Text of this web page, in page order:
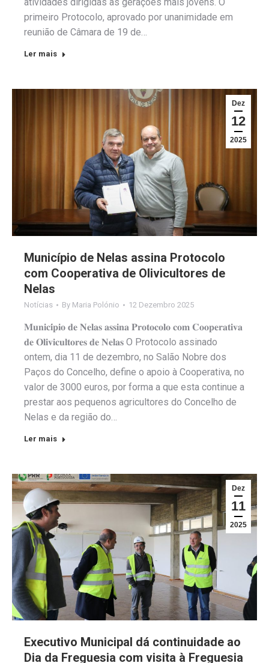
atividades dirigidas às gerações mais jovens. O
primeiro Protocolo, aprovado por unanimidade em
reunião de Câmara de 19 de…
Ler mais
Dez
12
2025
Município de Nelas assina Protocolo
com Cooperativa de Olivicultores de
Nelas
Notícias By Maria Polónio 12 Dezembro 2025
𝐌𝐮𝐧𝐢𝐜𝐢́𝐩𝐢𝐨 𝐝𝐞 𝐍𝐞𝐥𝐚𝐬 𝐚𝐬𝐬𝐢𝐧𝐚 𝐏𝐫𝐨𝐭𝐨𝐜𝐨𝐥𝐨 𝐜𝐨𝐦 𝐂𝐨𝐨𝐩𝐞𝐫𝐚𝐭𝐢𝐯𝐚
𝐝𝐞 𝐎𝐥𝐢𝐯𝐢𝐜𝐮𝐥𝐭𝐨𝐫𝐞𝐬 𝐝𝐞 𝐍𝐞𝐥𝐚𝐬 O Protocolo assinado
ontem, dia 11 de dezembro, no Salão Nobre dos
Paços do Concelho, define o apoio à Cooperativa, no
valor de 3000 euros, por forma a que esta continue a
prestar aos pequenos agricultores do Concelho de
Nelas e da região do…
Ler mais
Dez
11
2025
Executivo Municipal dá continuidade ao
Dia da Freguesia com visita à Freguesia